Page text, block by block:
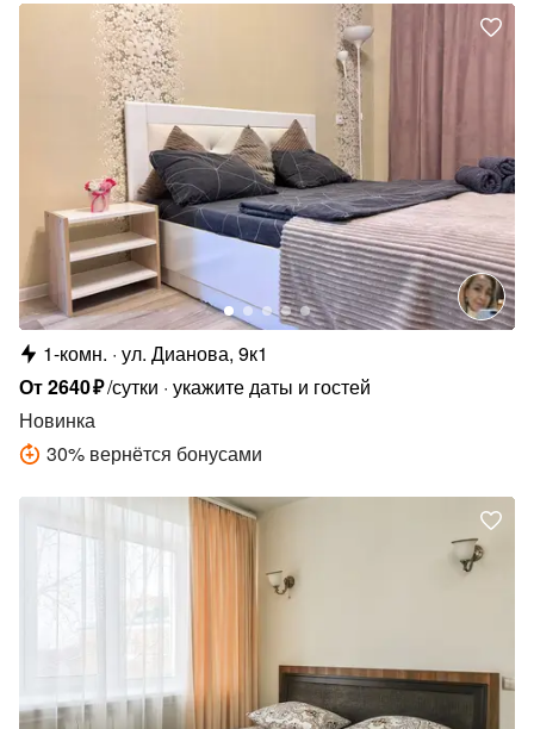
1-комн. ул. Дианова, 9к1
От2640₽/сутки укажите даты и гостей
Новинка
30% вернётся бонусами